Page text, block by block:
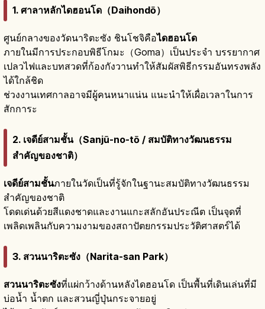
1. ศาลาหลักไดฮอนโด（Daihondō）
ศูนย์กลางของวัดนาริตะซัง ชินโชจิคือไดฮอนโด
ภายในมีการประกอบพิธีโกมะ（Goma）เป็นประจำ บรรยากาศ
เปลวไฟและบทสวดที่ก้องกังวานทำให้สัมผัสพิธีกรรมอันทรงพลัง
ได้ใกล้ชิด
ช่วงงานเทศกาลอาจมีผู้คนหนาแน่น แนะนำให้เผื่อเวลาในการ
สักการะ
2. เจดีย์สามชั้น（Sanjū-no-tō / สมบัติทางวัฒนธรรม
สำคัญของชาติ）
เจดีย์สามชั้นภายในวัดเป็นที่รู้จักในฐานะสมบัติทางวัฒนธรรม
สำคัญของชาติ
โดดเด่นด้วยสีแดงชาดและงานแกะสลักอันประณีต เป็นจุดที่
เพลิดเพลินกับความงามของสถาปัตยกรรมประวัติศาสตร์ได้
3. สวนนาริตะซัง（Narita-san Park）
สวนนาริตะซังที่แผ่กว้างด้านหลังไดฮอนโด เป็นพื้นที่เดินเล่นที่มี
บ่อน้ำ น้ำตก และสวนญี่ปุ่นกระจายอยู่